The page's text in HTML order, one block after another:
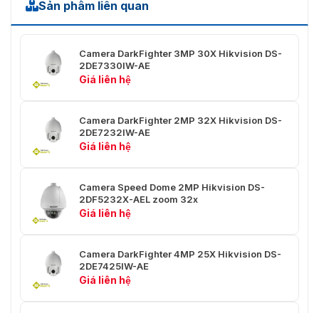
thanh:
64Kbps(G.711)/16Kbps(G.722.1)/16Kbps(G.726)/32-
192Kbps(MP2L2)
Luồng
Đúng
HÌNH ẢNH
Độ phân
giải
hình
ảnh:
8160 × 3616
Toàn cảnh:
50Hz: 25 khung hình/giây (8160 × 3616, 8160 ×
2304)
Sản phẩm liên quan
Camera DarkFighter 3MP 30X Hikvision DS-
2DE7330IW-AE
Giá liên hệ
Camera DarkFighter 2MP 32X Hikvision DS-
2DE7232IW-AE
Giá liên hệ
Camera Speed Dome 2MP Hikvision DS-
2DF5232X-AEL zoom 32x
Giá liên hệ
Camera DarkFighter 4MP 25X Hikvision DS-
2DE7425IW-AE
Giá liên hệ